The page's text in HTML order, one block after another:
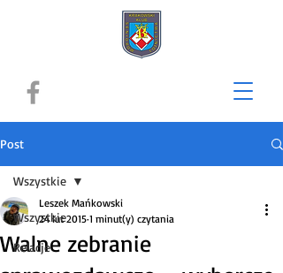
Post
Wszystkie
Relacje
Wszystkie
Walne zebranie
Leszek Mańkowski
24 lut 2015 1 minut(y) czytania